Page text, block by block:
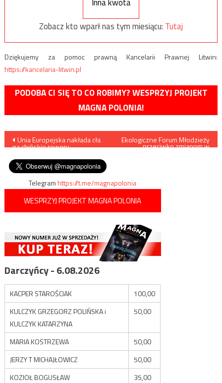
Zobacz kto wparł nas tym miesiącu: Tutaj
Dziękujemy za pomoc prawną Kancelarii Prawnej Litwin:
https://kancelaria-litwin.pl
PODOBA CI SIĘ TO CO ROBIMY? WESPRZYJ PROJEKT
MAGNA POLONIA!
Nawigacja
wpisu
Unia Europejska nakłada cła
na chińskie rowery
Ekologiczne Forum Młodzieży
przeciwko zmianom w
Telegramhttps://t.me/magnapolonia
WESPRZYJ PROJEKT MAGNA POLONIA
Darczyńcy - 6.08.2026
KACPER STAROŚCIAK
100,00
KULCZYK GRZEGORZ POLIŃSKA i
KULCZYK KATARZYNA
50,00
MARIA KOSTRZEWA
50,00
JERZY T MICHAJŁOWICZ
50,00
KOZIOŁ BOGUSŁAW
35,00